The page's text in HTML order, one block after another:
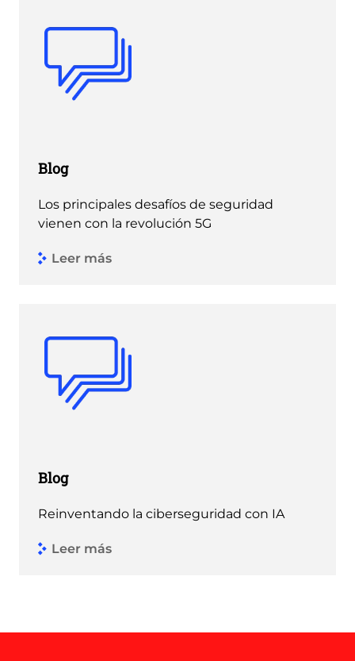
Blog
Los principales desafíos de seguridad
vienen con la revolución 5G
Leer más
Blog
Reinventando la ciberseguridad con IA
Leer más